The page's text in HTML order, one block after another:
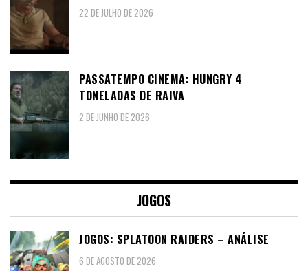
22 DE JULHO DE 2026
PASSATEMPO CINEMA: HUNGRY 4
TONELADAS DE RAIVA
2 DE JUNHO DE 2026
JOGOS
JOGOS: SPLATOON RAIDERS – ANÁLISE
6 DE AGOSTO DE 2026